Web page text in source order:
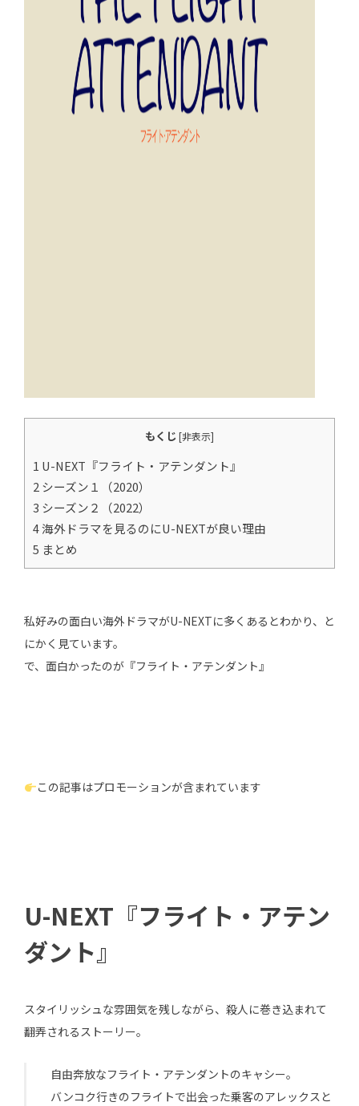
もくじ [非表示]
1 U-NEXT『フライト・アテンダント』
2 シーズン１（2020）
3 シーズン２（2022）
4 海外ドラマを見るのにU-NEXTが良い理由
5 まとめ
私好みの面白い海外ドラマがU-NEXTに多くあるとわかり、と
にかく見ています。
で、面白かったのが『フライト・アテンダント』
この記事はプロモーションが含まれています
U-NEXT『フライト・アテン
ダント』
スタイリッシュな雰囲気を残しながら、殺人に巻き込まれて
翻弄されるストーリー。
自由奔放なフライト・アテンダントのキャシー。
バンコク行きのフライトで出会った乗客のアレックスと